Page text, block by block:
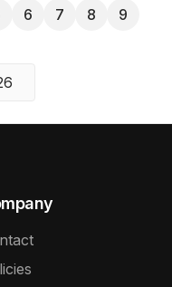
6 7 8
9